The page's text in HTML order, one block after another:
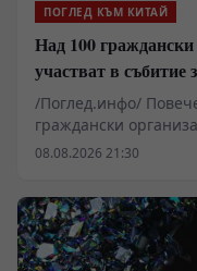
ПОГЛЕД КЪМ КИТАЙ
Над 100
участват в събитие
/Поглед.инфо/
граждански
организации,
различни социални
08.08.2026 21:30